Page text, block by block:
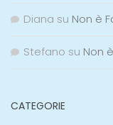
Diana su Non è
Stefano su Non
CATEGORIE